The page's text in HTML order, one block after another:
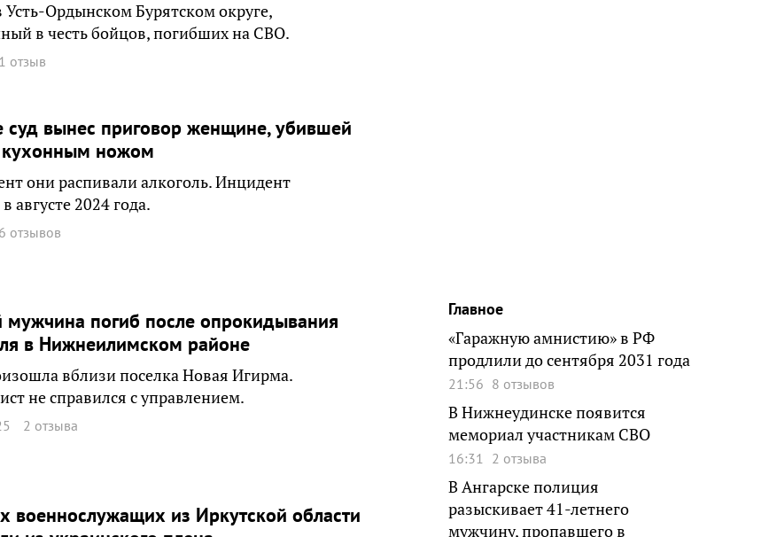
Ордынском Бурятском округе,
в честь бойцов, погибших на СВО.
1 отзыв
суд вынес приговор женщине, убившей
кухонным ножом
они распивали алкоголь. Инцидент
августе 2024 года.
6 отзывов
мужчина погиб после опрокидывания
в Нижнеилимском районе
вблизи поселка Новая Игирма.
не справился с управлением.
2 отзыва
военнослужащих из Иркутской области
Главное
«Гаражную амнистию» в РФ
продлили до сентября 2031 года
21:56 8 отзывов
В Нижнеудинске появится
мемориал участникам СВО
16:31 2 отзыва
В Ангарске полиция
разыскивает 41-летнего
мужчину, пропавшего в